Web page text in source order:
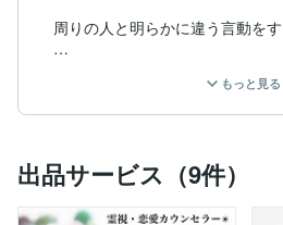
周りの人と明らかに違う言動を
と言霊が強い事に注目され、沢山
に乗る機会が多くなりました。
もっと見る
出品サービス（9件）